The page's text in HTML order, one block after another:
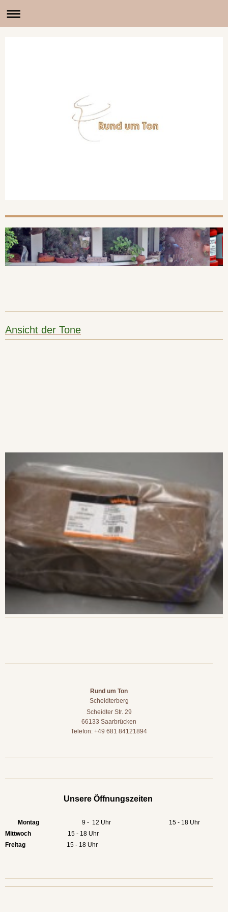
Ansicht der Tone
Rund um Ton
Scheidterberg
Scheidter Str. 29
66133 Saarbrücken
Telefon: +49 681 84121894
Unsere Öffnungszeiten
Montag 9 - 12 Uhr 15 - 18 Uhr
Mittwoch
15 - 18 Uhr
Freitag
15 - 18 Uhr